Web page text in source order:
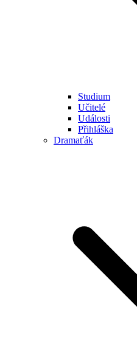
Studium
Učitelé
Události
Přihláška
Dramaťák